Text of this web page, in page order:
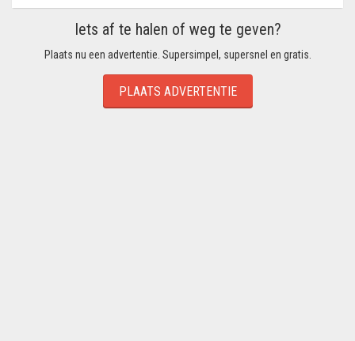
Iets af te halen of weg te geven?
Plaats nu een advertentie. Supersimpel, supersnel en gratis.
PLAATS ADVERTENTIE